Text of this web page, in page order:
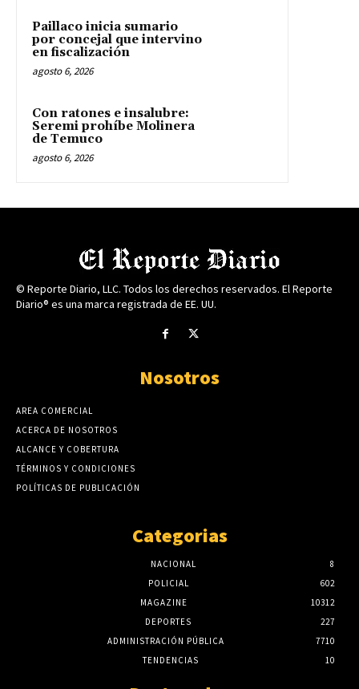
Paillaco inicia sumario
por concejal que intervino
en fiscalización
agosto 6, 2026
Con ratones e insalubre:
Seremi prohíbe Molinera
de Temuco
agosto 6, 2026
© Reporte Diario, LLC. Todos los derechos reservados. El Reporte
Diario® es una marca registrada de EE. UU.
Nosotros
AREA COMERCIAL
ACERCA DE NOSOTROS
ALCANCE Y COBERTURA
TÉRMINOS Y CONDICIONES
POLÍTICAS DE PUBLICACIÓN
Categorias
NACIONAL
8
POLICIAL
602
MAGAZINE
10312
DEPORTES
227
ADMINISTRACIÓN PÚBLICA
7710
TENDENCIAS
10